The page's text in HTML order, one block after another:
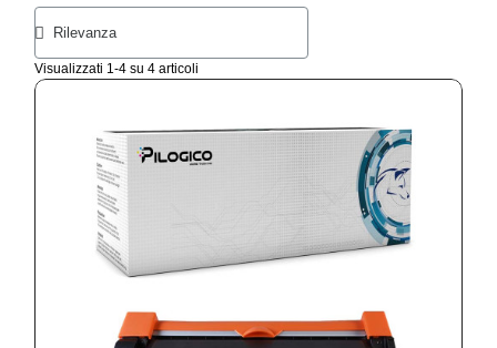
Visualizzati 1-4 su 4 articoli